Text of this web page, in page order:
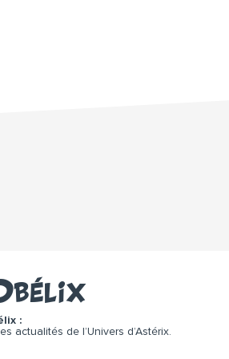
:
actualités de l’Univers d’Astérix.